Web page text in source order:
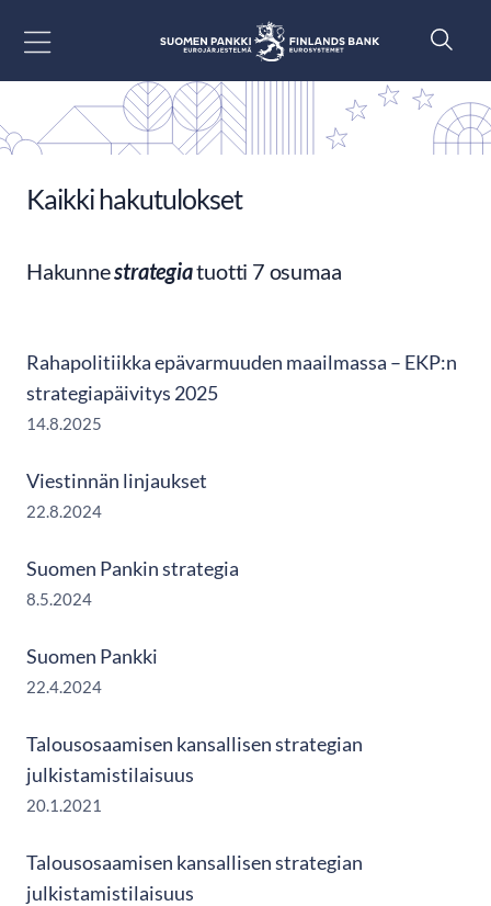
Kaikki hakutulokset
Hakunnestrategiatuotti 7 osumaa
Rahapolitiikka epävarmuuden maailmassa – EKP:n
strategiapäivitys 2025
14.8.2025
Viestinnän linjaukset
22.8.2024
Suomen Pankin strategia
8.5.2024
Suomen Pankki
22.4.2024
Talousosaamisen kansallisen strategian
julkistamistilaisuus
20.1.2021
Talousosaamisen kansallisen strategian
julkistamistilaisuus